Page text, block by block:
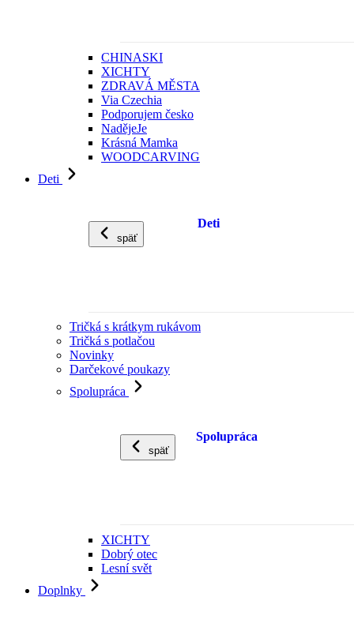
CHINASKI
XICHTY
ZDRAVÁ MĚSTA
Via Czechia
Podporujem česko
NadějeJe
Krásná Mamka
WOODCARVING
Deti
späť
Deti
Tričká s krátkym rukávom
Tričká s potlačou
Novinky
Darčekové poukazy
Spolupráca
späť
Spolupráca
XICHTY
Dobrý otec
Lesní svět
Doplnky